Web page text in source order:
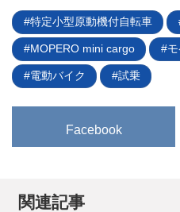
いま
間中
れる
特定小型原動機付自転車
MOPERO mini cargo モ
電動バイク 試乗
Facebook
関連記事